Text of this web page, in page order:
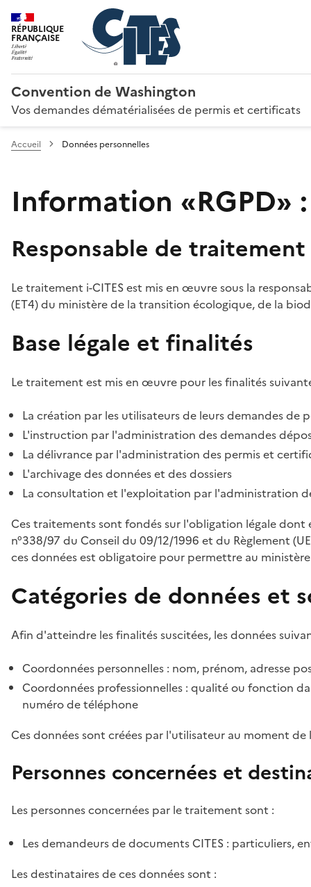
RÉPUBLIQUE
FRANÇAISE
Convention de Washington
Vos demandes dématérialisées de permis et certificats
Accueil Données personnelles
Information «RGPD»
Responsable de traitement
Le traitement i-CITES est mis en œuvre sous la
(ET4) du ministère de la transition écologique, de la
Base légale et finalités
Le traitement est mis en œuvre pour les finalités
La création par les utilisateurs de leurs demandes
L'instruction par l'administration des demandes
La délivrance par l'administration des permis et
L'archivage des données et des dossiers
La consultation et l'exploitation par l'administration
Ces traitements sont fondés sur l'obligation légale
n°338/97 du Conseil du 09/12/1996 et du Règlement
ces données est obligatoire pour permettre au
Catégories de données et
Afin d'atteindre les finalités suscitées, les données
Coordonnées personnelles : nom, prénom, adresse
Coordonnées professionnelles : qualité ou fonction
numéro de téléphone
Ces données sont créées par l'utilisateur au moment
Personnes concernées et
Les personnes concernées par le traitement sont :
Les demandeurs de documents CITES : particuliers,
Les destinataires de ces données sont :